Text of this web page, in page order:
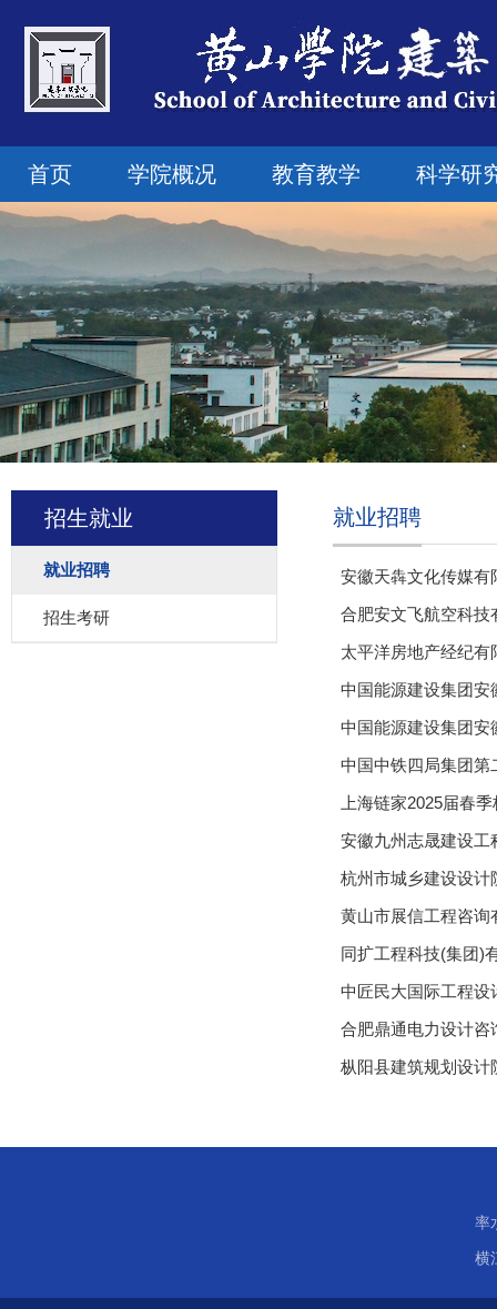
首页 学院概况 教育教学 科学研
招生就业
就业招聘
招生考研
就业招聘
安徽天犇文化传媒有
合肥安文飞航空科技
太平洋房地产经纪
中国能源建设集团安
中国能源建设集团安
中国中铁四局集团第
上海链家2025届春
安徽九州志晟建设工
杭州市城乡建设设计
黄山市展信工程咨询
同扩工程科技(集团)
中匠民大国际工程设
合肥鼎通电力设计咨
枞阳县建筑规划设计
率
横